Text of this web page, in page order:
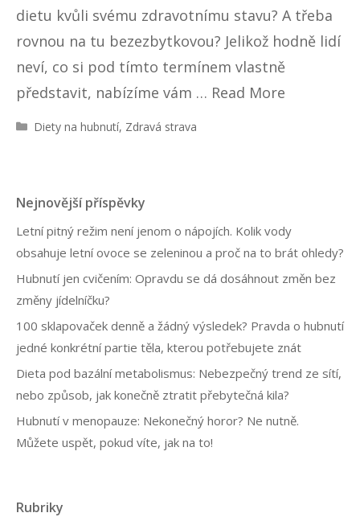
dietu kvůli svému zdravotnímu stavu? A třeba
rovnou na tu bezezbytkovou? Jelikož hodně lidí
neví, co si pod tímto termínem vlastně
představit, nabízíme vám … Read More
R
k
y
Diety na hubnutí, Zdravá strava
Nejnovější příspěvky
Letní pitný režim není jenom o nápojích. Kolik vody
obsahuje letní ovoce se zeleninou a proč na to brát ohledy?
Hubnutí jen cvičením: Opravdu se dá dosáhnout změn bez
změny jídelníčku?
100 sklapovaček denně a žádný výsledek? Pravda o hubnutí
jedné konkrétní partie těla, kterou potřebujete znát
Dieta pod bazální metabolismus: Nebezpečný trend ze sítí,
nebo způsob, jak konečně ztratit přebytečná kila?
Hubnutí v menopauze: Nekonečný horor? Ne nutně.
Můžete uspět, pokud víte, jak na to!
Rubriky